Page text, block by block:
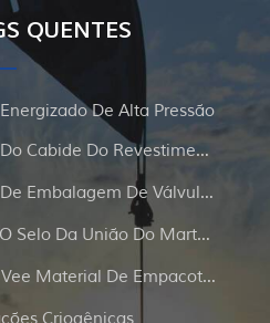
QUENTES
De Alta Pressão
Selo Do Cabide Do Revestimento E Da Tubulação
Selo De Embalagem De Válvula De Portão
WECO Selo Da União Do Martelo
NBR Vee Material De Empacotamento